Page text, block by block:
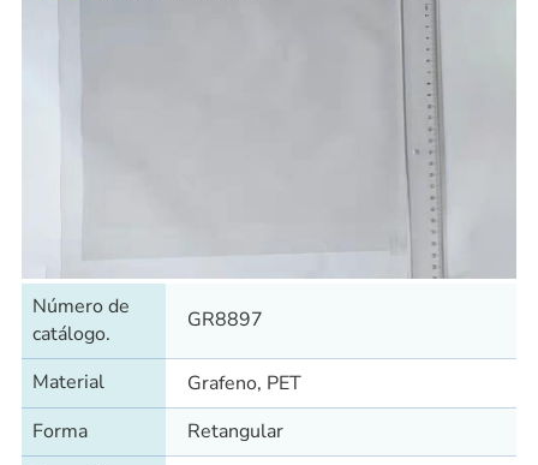
Número de
catálogo.
GR8897
Material
Grafeno, PET
Forma
Retangular